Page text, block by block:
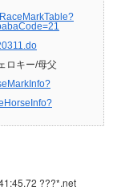
ロキー/母父
???*.net